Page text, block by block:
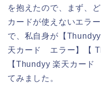
を抱えたので、まず、
カードが使えないエラ
で、私自身が【
天カード エラー】【
【Thundyy 楽天カー
てみました。